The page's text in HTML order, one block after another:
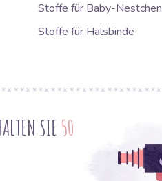
Stoffe für Baby-Nestchen
Stoffe für Halsbinde
SIE 50